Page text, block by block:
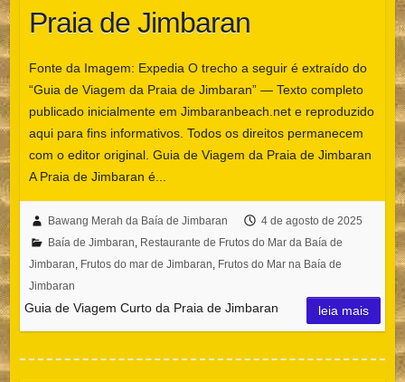
Praia de Jimbaran
Fonte da Imagem: Expedia O trecho a seguir é extraído do
“Guia de Viagem da Praia de Jimbaran” — Texto completo
publicado inicialmente em Jimbaranbeach.net e reproduzido
aqui para fins informativos. Todos os direitos permanecem
com o editor original. Guia de Viagem da Praia de Jimbaran
A Praia de Jimbaran é...
Bawang Merah da Baía de Jimbaran
4 de agosto de 2025
Baía de Jimbaran, Restaurante de Frutos do Mar da Baía de
Jimbaran, Frutos do mar de Jimbaran, Frutos do Mar na Baía de
Jimbaran
Guia de Viagem Curto da Praia de Jimbaran leia mais